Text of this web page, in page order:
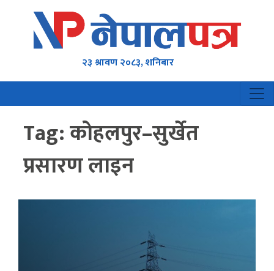
२३ श्रावण २०८३, शनिबार
Tag:कोहलपुर–सुर्खेत
प्रसारण लाइन